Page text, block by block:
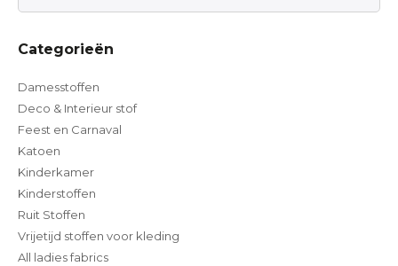
Categorieën
Damesstoffen
Deco & Interieur stof
Feest en Carnaval
Katoen
Kinderkamer
Kinderstoffen
Ruit Stoffen
Vrijetijd stoffen voor kleding
All ladies fabrics